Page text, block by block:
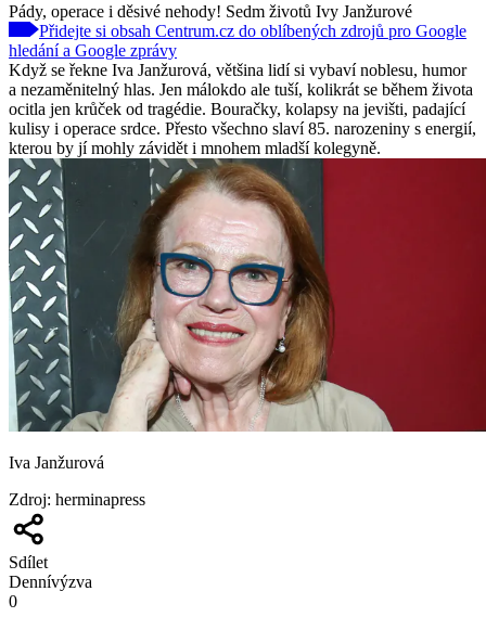
Pády, operace i děsivé nehody! Sedm životů Ivy Janžurové
Přidejte si obsah Centrum.cz do oblíbených zdrojů pro Google
hledání a Google zprávy
Když se řekne Iva Janžurová, většina lidí si vybaví noblesu, humor
a nezaměnitelný hlas. Jen málokdo ale tuší, kolikrát se během života
ocitla jen krůček od tragédie. Bouračky, kolapsy na jevišti, padající
kulisy i operace srdce. Přesto všechno slaví 85. narozeniny s energií,
kterou by jí mohly závidět i mnohem mladší kolegyně.
Iva Janžurová
Zdroj: herminapress
Sdílet
Dennívýzva
0